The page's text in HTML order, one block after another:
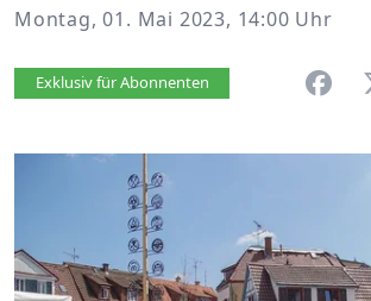
Montag, 01. Mai 2023, 14:00 Uhr
Artikel vorlesen
Exklusiv für Abonnenten